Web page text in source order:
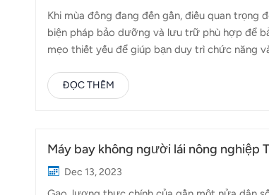
Khi mùa đông đang đến gần, điều quan
biện pháp bảo dưỡng và lưu trữ phù hợp để
mẹo thiết yếu để giúp bạn duy trì chức năng
quả với những thách thức của mùa đông. Vệ
mùa đông, hãy vệ sinh kỹ lưỡng. Loại bỏ mọi
ĐỌC THÊM
Máy bay không người lái nông nghiệp
Dec 13, 2023